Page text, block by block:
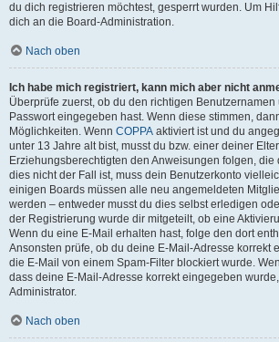
du dich registrieren möchtest, gesperrt wurden. Um
dich an die Board-Administration.
Nach oben
Ich habe mich registriert, kann mich aber nicht
Überprüfe zuerst, ob du den richtigen Benutzernamen
Passwort eingegeben hast. Wenn diese stimmen,
Möglichkeiten. Wenn COPPA aktiviert ist und du
unter 13 Jahre alt bist, musst du bzw. einer deiner
Erziehungsberechtigten den Anweisungen folgen, die
dies nicht der Fall ist, muss dein Benutzerkonto
einigen Boards müssen alle neu angemeldeten
werden – entweder musst du dies selbst erledigen
der Registrierung wurde dir mitgeteilt, ob eine
Wenn du eine E-Mail erhalten hast, folge den dort
Ansonsten prüfe, ob du deine E-Mail-Adresse korrekt
die E-Mail von einem Spam-Filter blockiert wurde.
dass deine E-Mail-Adresse korrekt eingegeben
Administrator.
Nach oben